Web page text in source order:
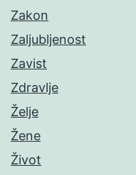
Zakon
Zaljubljenost
Zavist
Zdravlje
Želje
Žene
Život